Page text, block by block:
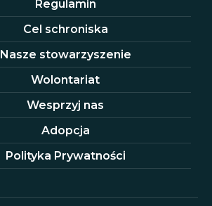
Regulamin
Cel schroniska
Nasze stowarzyszenie
Wolontariat
Wesprzyj nas
Adopcja
Polityka Prywatności